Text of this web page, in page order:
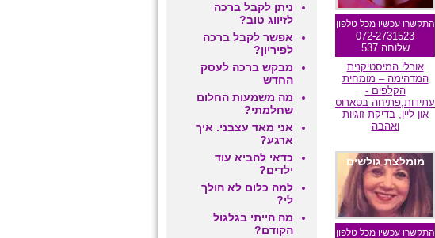
התקשרו עכשיו מכל טלפון
072-2731523
שלוחה 537
אורלי המיסטיקנית
המדהימה – מומחית
הקלפים -
עתידות,פתיחה בטארוט
און ליין, בדיקת זוגיות
ואהבה
מומלצת גולשים
התקשרו עכשיו מכל טלפון
ניתן לקבל ברכה
לזיווג טוב?
אפשר לקבל ברכה
לפיריון?
מבקש ברכה לעסק
החדש
מה משמעות החלום
שחלמתי?
אני מאד עצבני. איך
ארגע?
כדאי להביא עוד
ילדים?
למה כלום לא הולך
לי?
מה הייתי בגלגול
הקודם?